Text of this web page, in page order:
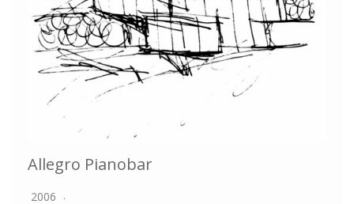
Allegro Pianobar
2006